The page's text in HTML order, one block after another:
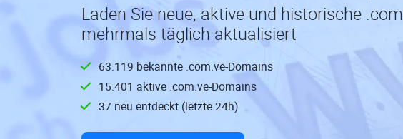
Laden Sie neue, aktive und historische
mehrmals täglich aktualisiert
63.119 bekannte .com.ve-Domains
15.401 aktive .com.ve-Domains
37 neu entdeckt (letzte 24h)